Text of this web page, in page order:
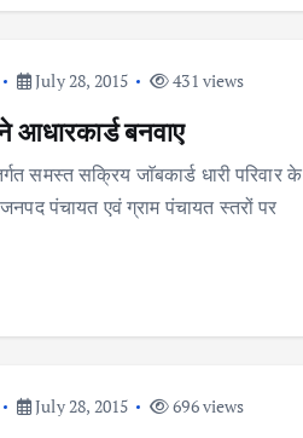
July 28, 2015 431 views
आधारकार्ड बनवाए
समस्त सक्रिय जाॅबकार्ड धारी परिवार के
पंचायत एवं ग्राम पंचायत स्तरों पर
July 28, 2015 696 views